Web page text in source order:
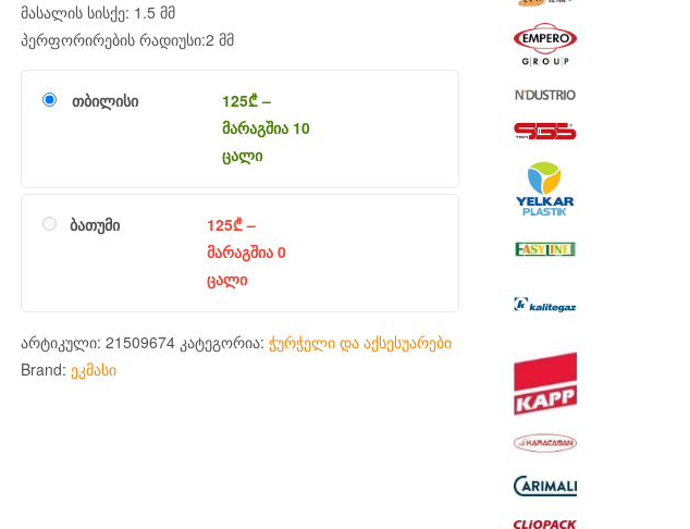
მასალის სისქე: 1.5 მმ
პერფორირების რადიუსი:2 მმ
თბილისი 125₾–
მარაგშია 10
ცალი
ბათუმი 125₾–
მარაგშია 0
ცალი
არტიკული: 21509674 კატეგორია: ჭურჭელი და აქსესუარები
Brand: ეკმასი